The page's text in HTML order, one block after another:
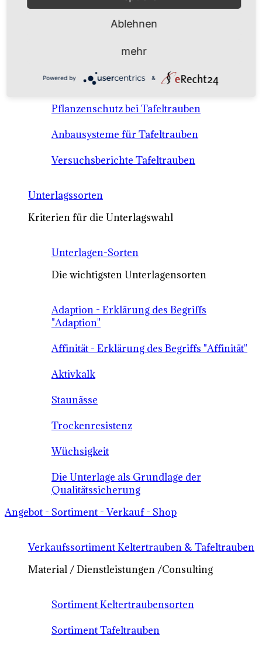
Anbausysteme & Recht
Tafeltrauben A-Z Sortenbeschreibungen
Tafeltraubenanbau - rechtliche
Voraussetzungen
Pflanzenschutz bei Tafeltrauben
Anbausysteme für Tafeltrauben
Versuchsberichte Tafeltrauben
Unterlagssorten
Kriterien für die Unterlagswahl
Unterlagen-Sorten
Die wichtigsten Unterlagensorten
Adaption - Erklärung des Begriffs
"Adaption"
Affinität - Erklärung des Begriffs "Affinität"
Aktivkalk
Staunässe
Trockenresistenz
Wüchsigkeit
Die Unterlage als Grundlage der
Qualitätssicherung
Angebot - Sortiment - Verkauf - Shop
Verkaufssortiment Keltertrauben & Tafeltrauben
Material / Dienstleistungen /Consulting
Sortiment Keltertraubensorten
Sortiment Tafeltrauben
Ablehnen
mehr
Powered by &